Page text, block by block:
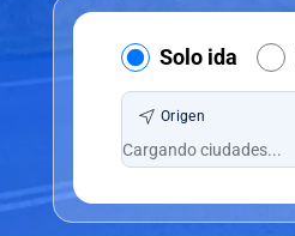
Solo ida
Origen